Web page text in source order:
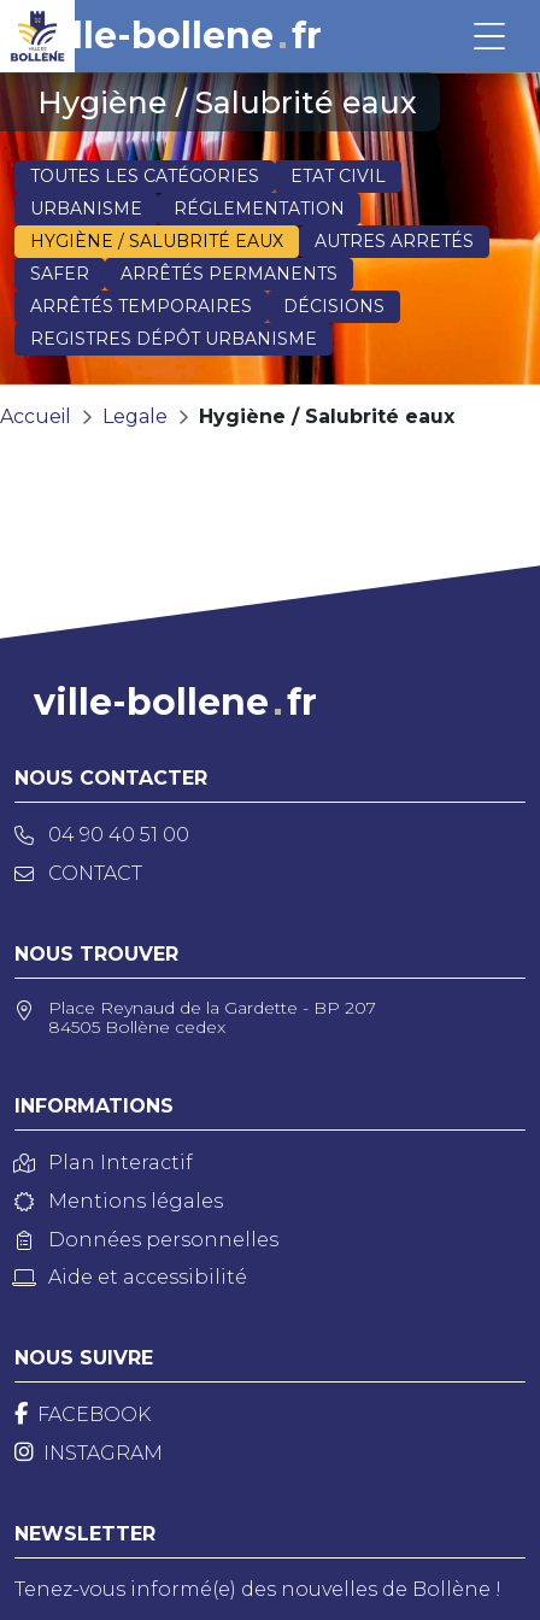
ville-bollene fr
Hygiène / Salubrité eaux
TOUTES LES CATÉGORIES
ETAT CIVIL
URBANISME
RÉGLEMENTATION
HYGIÈNE / SALUBRITÉ EAUX
AUTRES ARRETÉS
SAFER
ARRÊTÉS PERMANENTS
ARRÊTÉS TEMPORAIRES
DÉCISIONS
REGISTRES DÉPÔT URBANISME
Accueil Legale Hygiène / Salubrité eaux
ville-bollene fr
NOUS CONTACTER
04 90 40 51 00
CONTACT
NOUS TROUVER
Place Reynaud de la Gardette - BP 207
84505 Bollène cedex
INFORMATIONS
Plan Interactif
Mentions légales
Données personnelles
Aide et accessibilité
NOUS SUIVRE
FACEBOOK
INSTAGRAM
NEWSLETTER
Tenez-vous informé(e) des nouvelles de Bollène !